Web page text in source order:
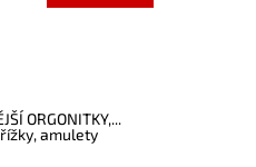
ORGONITKY,...
amulety